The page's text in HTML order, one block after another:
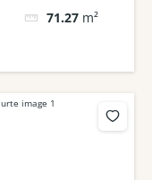
71.27 m²